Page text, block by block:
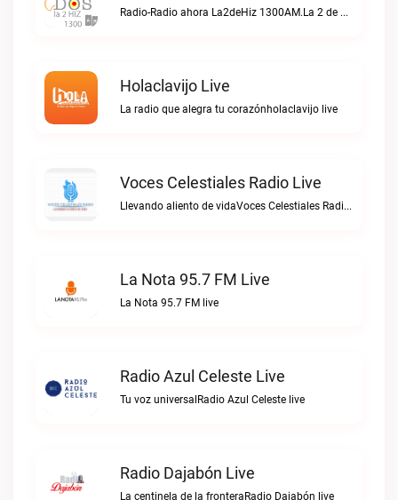
Radio-Radio ahora La2deHiz 1300AM.La 2 de Hiz 1300 AM live
Holaclavijo Live
La radio que alegra tu corazónholaclavijo live
Voces Celestiales Radio Live
Llevando aliento de vidaVoces Celestiales Radio live
La Nota 95.7 FM Live
La Nota 95.7 FM live
Radio Azul Celeste Live
Tu voz universalRadio Azul Celeste live
Radio Dajabón Live
La centinela de la fronteraRadio Dajabón live